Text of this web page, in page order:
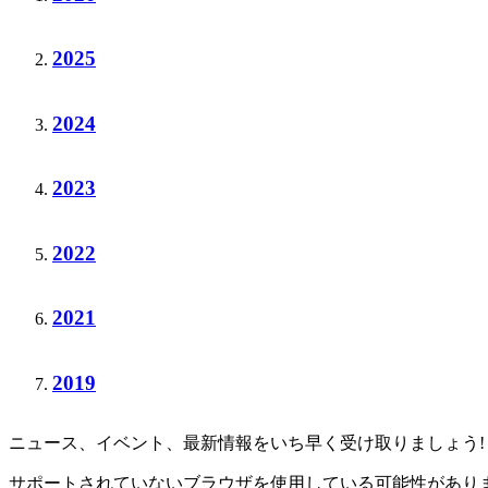
2025
2024
2023
2022
2021
2019
ニュース、イベント、最新情報をいち早く受け取りましょう!
サポートされていないブラウザを使用している可能性があり